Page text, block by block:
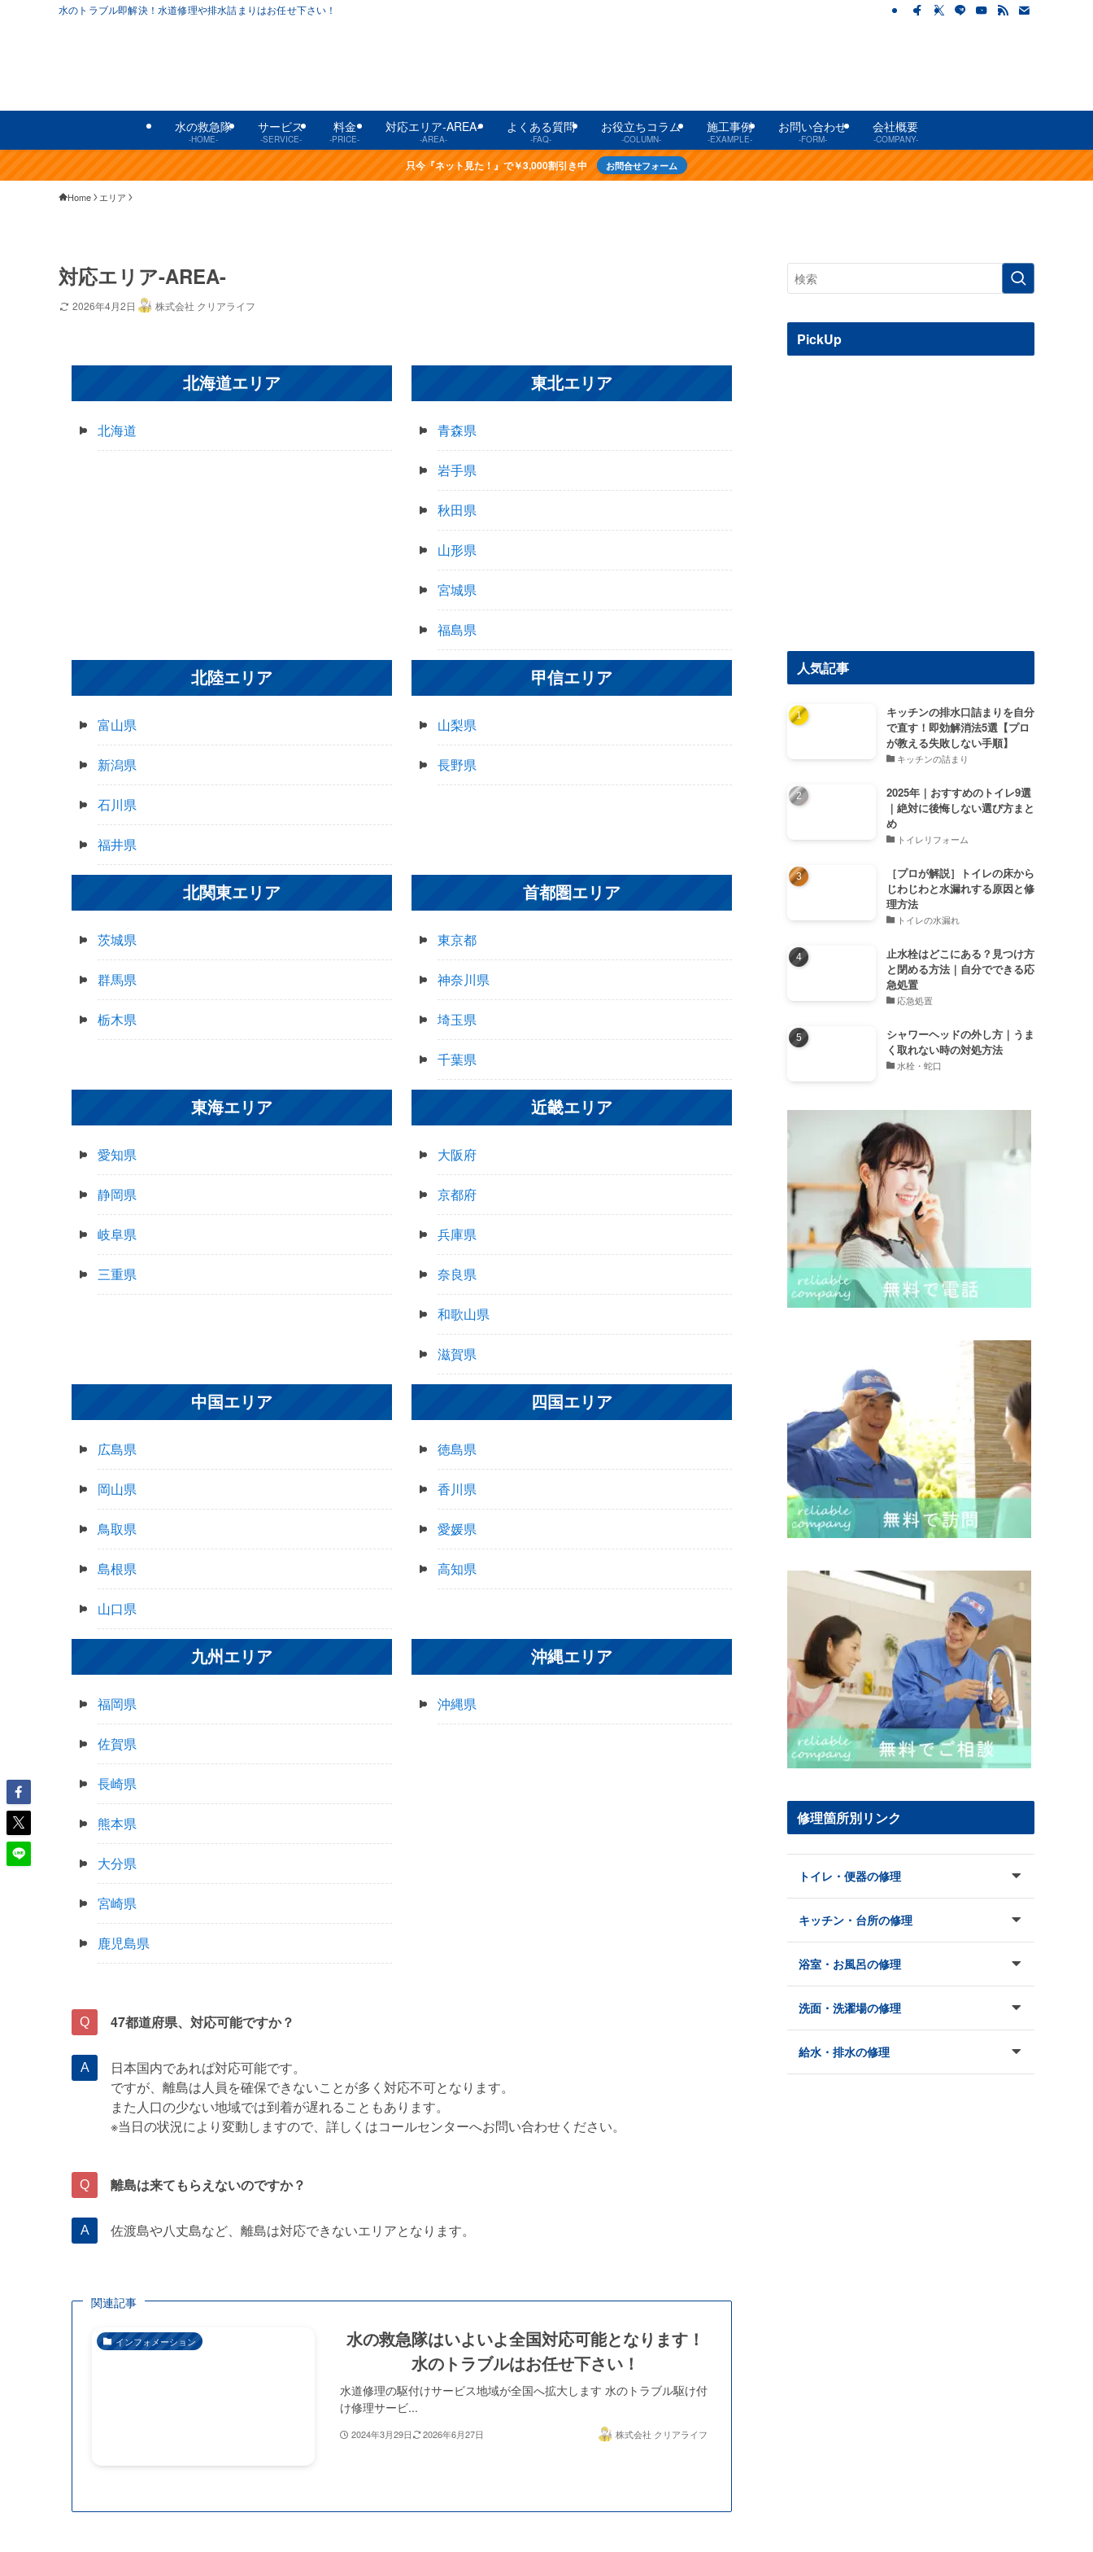
水のトラブル即解決！水道修理や排水詰まりはお任せ下さい！
水の救急隊
-HOME-
サービス
-SERVICE-
料金
-PRICE-
対応エリア-AREA-
-AREA-
よくある質問
-FAQ-
お役立ちコラム
-COLUMN-
施工事例
-EXAMPLE-
お問い合わせ
-FORM-
会社概要
-COMPANY-
只今『ネット見た！』で￥3,000割引き中 お問合せフォーム
Home エリア
対応エリア-AREA-
2026年4月2日 株式会社 クリアライフ
北海道エリア
北海道
東北エリア
青森県
岩手県
秋田県
山形県
宮城県
福島県
北陸エリア
富山県
新潟県
石川県
福井県
甲信エリア
山梨県
長野県
北関東エリア
茨城県
群馬県
栃木県
首都圏エリア
東京都
神奈川県
埼玉県
千葉県
東海エリア
愛知県
静岡県
岐阜県
三重県
近畿エリア
大阪府
京都府
兵庫県
奈良県
和歌山県
滋賀県
中国エリア
広島県
岡山県
鳥取県
島根県
山口県
四国エリア
徳島県
香川県
愛媛県
高知県
九州エリア
福岡県
佐賀県
長崎県
熊本県
大分県
宮崎県
鹿児島県
沖縄エリア
沖縄県
47都道府県、対応可能ですか？
日本国内であれば対応可能です。
ですが、離島は人員を確保できないことが多く対応不可となります。
また人口の少ない地域では到着が遅れることもあります。
※当日の状況により変動しますので、詳しくはコールセンターへお問い合わせください。
離島は来てもらえないのですか？
佐渡島や八丈島など、離島は対応できないエリアとなります。
関連記事
インフォメーション
水の救急隊はいよいよ全国対応可能となります！
水のトラブルはお任せ下さい！
水道修理の駆付けサービス地域が全国へ拡大します 水のトラブル駆け付
け修理サービ...
2024年3月29日 2026年6月27日 株式会社 クリアライフ
PickUp
人気記事
キッチンの排水口詰まりを自分
で直す！即効解消法5選【プロ
が教える失敗しない手順】
キッチンの詰まり
2025年｜おすすめのトイレ9選
｜絶対に後悔しない選び方まと
め
トイレリフォーム
［プロが解説］トイレの床から
じわじわと水漏れする原因と修
理方法
トイレの水漏れ
止水栓はどこにある？見つけ方
と閉める方法｜自分でできる応
急処置
応急処置
シャワーヘッドの外し方｜うま
く取れない時の対処方法
水栓・蛇口
修理箇所別リンク
トイレ・便器の修理
キッチン・台所の修理
浴室・お風呂の修理
洗面・洗濯場の修理
給水・排水の修理